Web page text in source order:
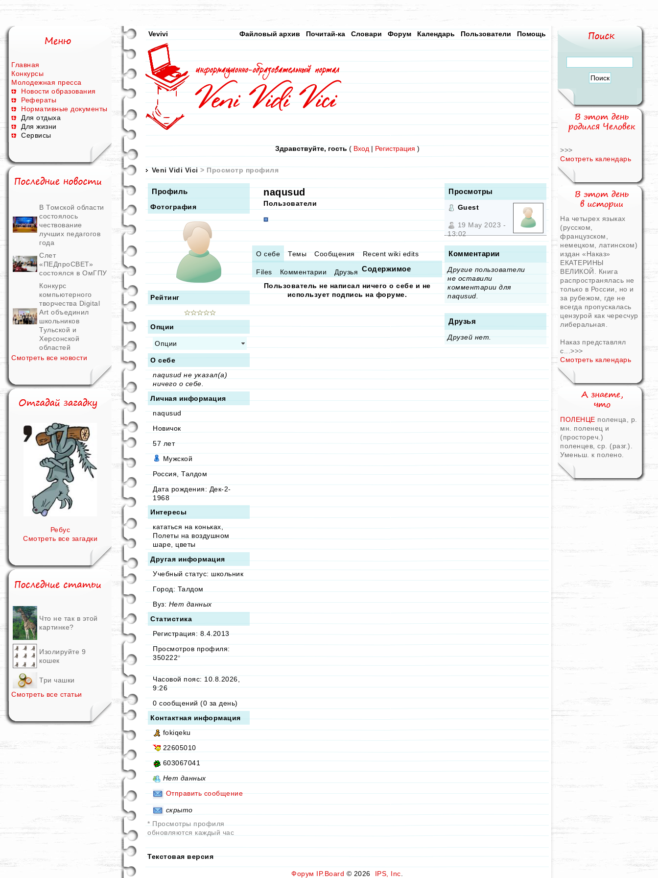
Главная
Конкурсы
Молодежная пресса
Новости образования
Рефераты
Нормативные документы
Для отдыха
Для жизни
Сервисы
В Томской области
состоялось
чествование
лучших педагогов
года
Слет
«ПЕДпроСВЕТ»
состоялся в ОмГПУ
Конкурс
компьютерного
творчества Digital
Art объединил
школьников
Тульской и
Херсонской
областей
Смотреть все новости
Ребус
Смотреть все загадки
Что не так в этой
картинке?
Изолируйте 9
кошек
Три чашки
Смотреть все статьи
Vevivi Помощь
Пользователи
Календарь
Форум
Словари
Почитай-ка
Файловый архив
Здравствуйте, гость ( Вход | Регистрация )
Veni Vidi Vici > Просмотр профиля
Профиль
Фотография
Рейтинг
Опции
Опции
О себе
naqusud не указал(а)
ничего о себе.
Личная информация
naqusud
Новичок
57 лет
Мужской
Россия, Талдом
Дата рождения: Дек-2-
1968
Интересы
кататься на коньках,
Полеты на воздушном
шаре, цветы
Другая информация
Учебный статус: школьник
Город: Талдом
Вуз:Нет данных
Статистика
Регистрация: 8.4.2013
Просмотров профиля:
350222*
Часовой пояс: 10.8.2026,
9:26
0 сообщений (0 за день)
Контактная информация
fokiqeku
22605010
603067041
Нет данных
Отправить сообщение
скрыто
* Просмотры профиля
обновляются каждый час
naqusud
Пользователи
О себе Темы Сообщения Recent wiki edits
Files Комментарии Друзья Содержимое
Пользователь не написал ничего о себе и не
использует подпись на форуме.
Просмотры
Guest
19 May 2023 -
13:02
Комментарии
Другие пользователи
не оставили
комментарии для
naqusud.
Друзья
Друзей нет.
Текстовая версия
Форум IP.Board © 2026 IPS, Inc
>>>
Смотреть календарь
На четырех языках
(русском,
французском,
немецком, латинском)
издан «Наказ»
ЕКАТЕРИНЫ
ВЕЛИКОЙ. Книга
распространялась не
только в России, но и
за рубежом, где не
всегда пропускалась
цензурой как чересчур
либеральная.
Наказ представлял
с... >>>
Смотреть календарь
ПОЛЕНЦЕ поленца, р.
мн. поленец и
(простореч.)
поленцев, ср. (разг.).
Уменьш. к полено.